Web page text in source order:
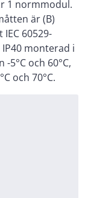
1 normmodul.
är (B)
60529-
monterad i
och 60°C,
och 70°C.